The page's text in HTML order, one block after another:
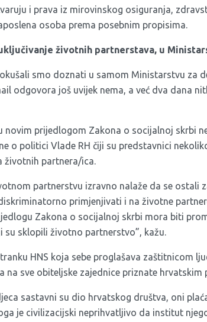
i prava iz mirovinskog osiguranja,
osoba prema posebnim propisima.
životnih partnerstava, u
smo doznati u samom Ministarstvu za
odgovora još uvijek nema, a već dva dana
novim prijedlogom Zakona o socijalnoj skrbi
o politici Vlade RH čiji su predstavnici
životnih partnera/ica.
partnerstvu izravno nalaže da se ostali
primjenjivati i na životne
Zakona o socijalnoj skrbi mora biti
su sklopili životno partnerstvo”, kažu.
HNS koja sebe proglašava zaštitnicom
na sve obiteljske zajednice priznate hrvatskim
sastavni su dio hrvatskog društva, oni
je civilizacijski neprihvatljivo da institut